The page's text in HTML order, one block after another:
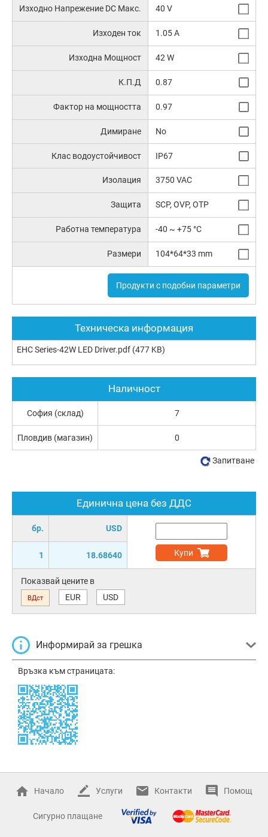
Изходно Напрежение DC Макс. 40 V
Изходен ток 1.05 A
Изходна Мощност 42 W
К.П.Д 0.87
Фактор на мощността 0.97
Димиране No
Клас водоустойчивост IP67
Изолация 3750 VAC
Защита SCP, OVP, OTP
Работна температура -40 ~ +75 °C
Размери 104*64*33 mm
Продукти с подобни параметри
Техническа информация
EHC Series-42W LED Driver.pdf (477 KB)
Единична цена без ДДС
бр. USD
1 18.68640 Купи
Показвай цените в
ВДст EUR USD
Информирай за грешка
Връзка към страницата:
Наличност
София (склад) 7
Пловдив (магазин) 0
Запитване
Начало Услуги Контакти Помощ
Сигурно плащане